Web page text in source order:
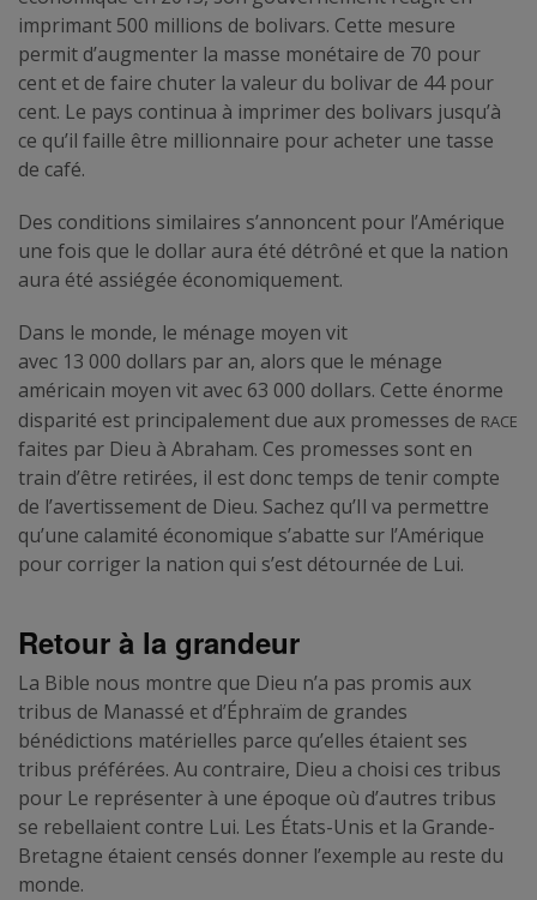
imprimant 500 millions de bolivars. Cette mesure
permit d’augmenter la masse monétaire de 70 pour
cent et de faire chuter la valeur du bolivar de 44 pour
cent. Le pays continua à imprimer des bolivars jusqu’à
ce qu’il faille être millionnaire pour acheter une tasse
de café.
Des conditions similaires s’annoncent pour l’Amérique
une fois que le dollar aura été détrôné et que la nation
aura été assiégée économiquement.
Dans le monde, le ménage moyen vit
avec 13 000 dollars par an, alors que le ménage
américain moyen vit avec 63 000 dollars. Cette énorme
disparité est principalement due aux promesses de race
faites par Dieu à Abraham. Ces promesses sont en
train d’être retirées, il est donc temps de tenir compte
de l’avertissement de Dieu. Sachez qu’Il va permettre
qu’une calamité économique s’abatte sur l’Amérique
pour corriger la nation qui s’est détournée de Lui.
Retour à la grandeur
La Bible nous montre que Dieu n’a pas promis aux
tribus de Manassé et d’Éphraïm de grandes
bénédictions matérielles parce qu’elles étaient ses
tribus préférées. Au contraire, Dieu a choisi ces tribus
pour Le représenter à une époque où d’autres tribus
se rebellaient contre Lui. Les États-Unis et la Grande-
Bretagne étaient censés donner l’exemple au reste du
monde.